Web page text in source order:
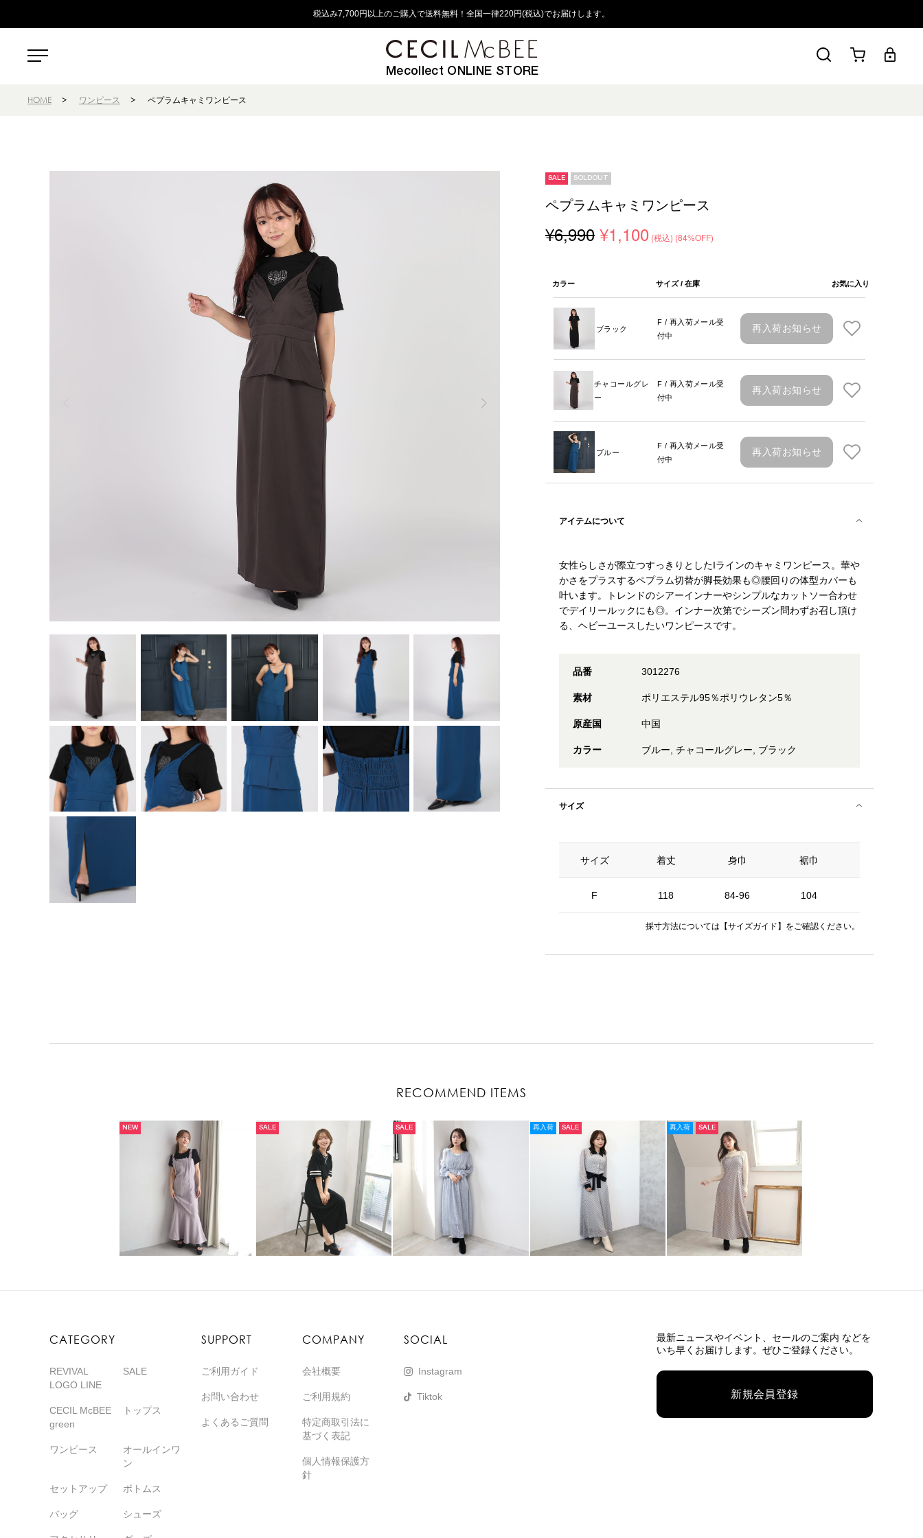
税込み7,700円以上のご購入で送料無料！全国一律220円(税込)でお届けします。
Mecollect ONLINE STORE
HOME > ワンピース > ペプラムキャミワンピース
SALE SOLDOUT
ペプラムキャミワンピース
¥6,990 ¥1,100 (税込) (84%OFF)
カラー サイズ / 在庫 お気に入り
ブラック
F / 再入荷メール受
付中
再入荷お知らせ
チャコールグレ
ー
F / 再入荷メール受
付中
再入荷お知らせ
ブルー
F / 再入荷メール受
付中
再入荷お知らせ
アイテムについて
女性らしさが際立つすっきりとしたIラインのキャミワンピース。華や
かさをプラスするペプラム切替が脚長効果も◎腰回りの体型カバーも
叶います。トレンドのシアーインナーやシンプルなカットソー合わせ
でデイリールックにも◎。インナー次第でシーズン問わずお召し頂け
る、ヘビーユースしたいワンピースです。
品番 3012276
素材 ポリエステル95％ポリウレタン5％
原産国 中国
カラー ブルー, チャコールグレー, ブラック
サイズ
サイズ
F
着丈 身巾 裾巾
118 84-96 104
採寸方法については 【サイズガイド】 をご確認ください。
RECOMMEND ITEMS
NEW SALE SALE 再入荷 SALE 再入荷 SALE
CATEGORY
REVIVAL
LOGO LINE
SALE
CECIL McBEE
green
トップス
ワンピース
オールインワ
ン
セットアップ ボトムス
バッグ シューズ
SUPPORT
ご利用ガイド
お問い合わせ
よくあるご質問
COMPANY
会社概要
ご利用規約
特定商取引法に
基づく表記
個人情報保護方
針
SOCIAL
Instagram
Tiktok
最新ニュースやイベント、 セールのご案内 などを
いち早くお届けします。ぜひご登録ください。
新規会員登録